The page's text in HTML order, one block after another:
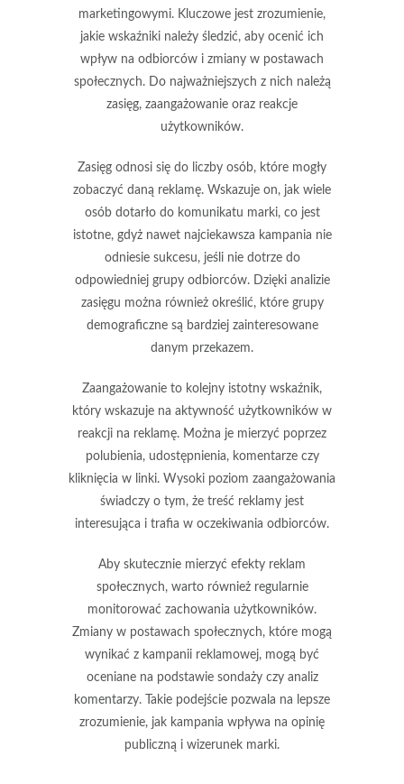
marketingowymi. Kluczowe jest zrozumienie,
jakie wskaźniki należy śledzić, aby ocenić ich
wpływ na odbiorców i zmiany w postawach
społecznych. Do najważniejszych z nich należą
zasięg, zaangażowanie oraz reakcje
użytkowników.
Zasięg odnosi się do liczby osób, które mogły
zobaczyć daną reklamę. Wskazuje on, jak wiele
osób dotarło do komunikatu marki, co jest
istotne, gdyż nawet najciekawsza kampania nie
odniesie sukcesu, jeśli nie dotrze do
odpowiedniej grupy odbiorców. Dzięki analizie
zasięgu można również określić, które grupy
demograficzne są bardziej zainteresowane
danym przekazem.
Zaangażowanie to kolejny istotny wskaźnik,
który wskazuje na aktywność użytkowników w
reakcji na reklamę. Można je mierzyć poprzez
polubienia, udostępnienia, komentarze czy
kliknięcia w linki. Wysoki poziom zaangażowania
świadczy o tym, że treść reklamy jest
interesująca i trafia w oczekiwania odbiorców.
Aby skutecznie mierzyć efekty reklam
społecznych, warto również regularnie
monitorować zachowania użytkowników.
Zmiany w postawach społecznych, które mogą
wynikać z kampanii reklamowej, mogą być
oceniane na podstawie sondaży czy analiz
komentarzy. Takie podejście pozwala na lepsze
zrozumienie, jak kampania wpływa na opinię
publiczną i wizerunek marki.